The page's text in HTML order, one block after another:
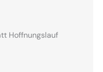
Hoffnungslauf